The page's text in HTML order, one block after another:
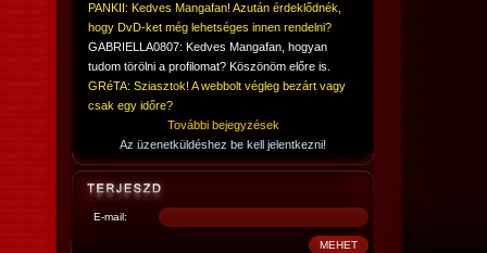
PANKII: Kedves Mangafan! Azután érdeklődnék,
hogy DvD-ket még lehetséges innen rendelni?
GABRIELLA0807: Kedves Mangafan, hogyan
tudom törölni a profilomat? Köszönöm előre is.
GRéTA: Sziasztok! A webbolt végleg bezárt vagy
csak egy időre?
További bejegyzések
Az üzenetküldéshez be kell jelentkezni!
E-mail: